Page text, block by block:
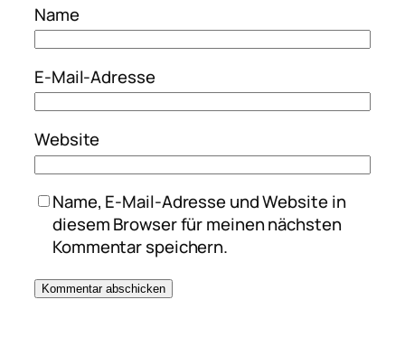
Name
E-Mail-Adresse
Website
Name, E-Mail-Adresse und Website in
diesem Browser für meinen nächsten
Kommentar speichern.